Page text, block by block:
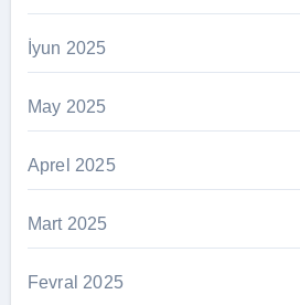
İyun 2025
May 2025
Aprel 2025
Mart 2025
Fevral 2025